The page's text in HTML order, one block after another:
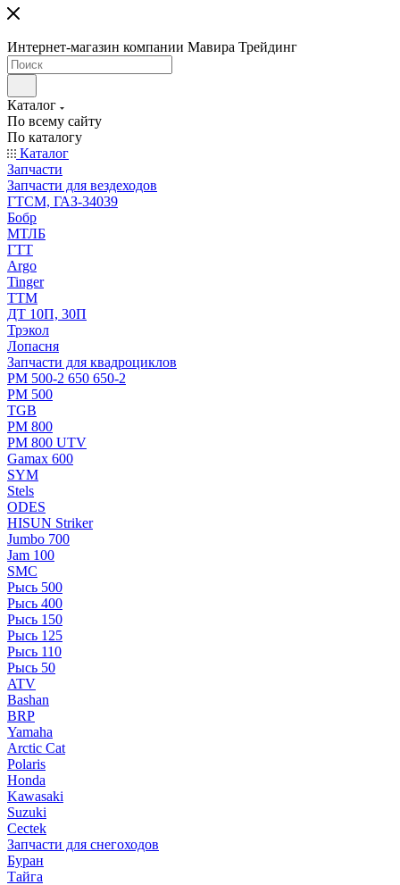
Интернет-магазин компании Мавира Трейдинг
Каталог
По всему сайту
По каталогу
Каталог
Запчасти
Запчасти для вездеходов
ГТСМ, ГАЗ-34039
Бобр
МТЛБ
ГТТ
Argo
Tinger
ТТМ
ДТ 10П, 30П
Трэкол
Лопасня
Запчасти для квадроциклов
РМ 500-2 650 650-2
РМ 500
TGB
РМ 800
РМ 800 UTV
Gamax 600
SYM
Stels
ОDЕS
HISUN Striker
Jumbo 700
Jam 100
SMC
Рысь 500
Рысь 400
Рысь 150
Рысь 125
Рысь 110
Рысь 50
ATV
Bashan
BRP
Yamaha
Arctic Cat
Polaris
Honda
Kawasaki
Suzuki
Cectek
Запчасти для снегоходов
Буран
Тайга